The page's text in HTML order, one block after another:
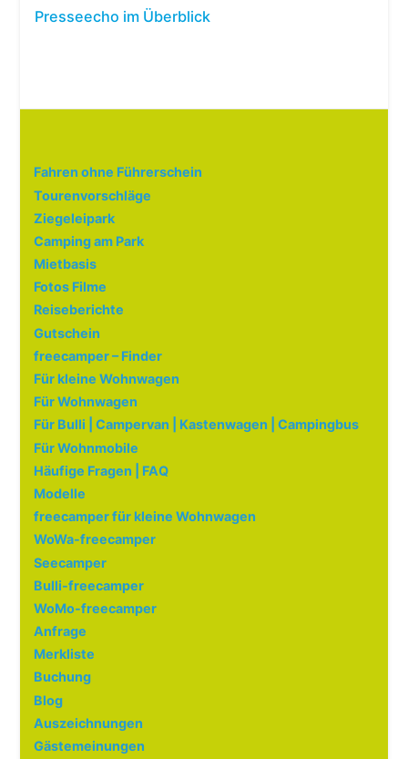
Presseecho im Überblick
Fahren ohne Führerschein
Tourenvorschläge
Ziegeleipark
Camping am Park
Mietbasis
Fotos Filme
Reiseberichte
Gutschein
freecamper – Finder
Für kleine Wohnwagen
Für Wohnwagen
Für Bulli | Campervan | Kastenwagen | Campingbus
Für Wohnmobile
Häufige Fragen | FAQ
Modelle
freecamper für kleine Wohnwagen
WoWa-freecamper
Seecamper
Bulli-freecamper
WoMo-freecamper
Anfrage
Merkliste
Buchung
Blog
Auszeichnungen
Gästemeinungen